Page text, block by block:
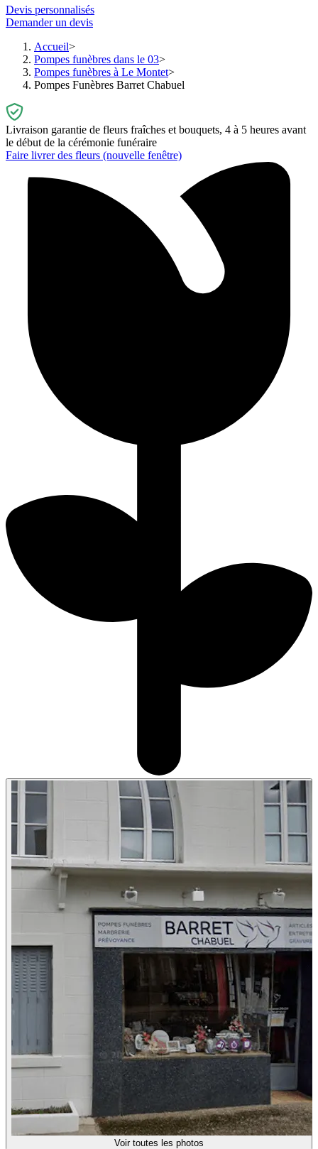
Devis personnalisés
Demander un devis
Accueil
Pompes funèbres dans le 03
Pompes funèbres à Le Montet
Pompes Funèbres Barret Chabuel
Livraison garantie de fleurs fraîches et bouquets, 4 à 5 heures avant
le début de la cérémonie funéraire
Faire livrer des fleurs (nouvelle fenêtre)
Voir toutes les photos